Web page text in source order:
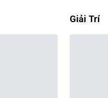
Giải Trí